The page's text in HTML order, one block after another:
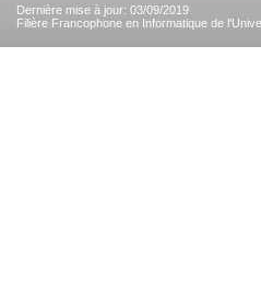
Dernière mise à jour: 03/09/2019
Filière Francophone en Informatique de